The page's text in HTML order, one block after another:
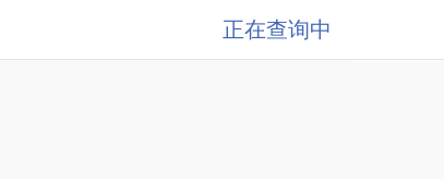
正在查询中